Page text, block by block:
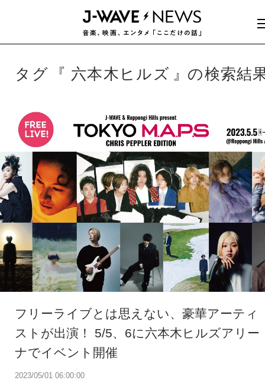
タグ 六本木ヒルズ の検索結
2023/05/01 06:00:00
フリーライブとは思えない、豪華アーティ
ストが出演！ 5/5、6に六本木ヒルズアリー
ナでイベント開催